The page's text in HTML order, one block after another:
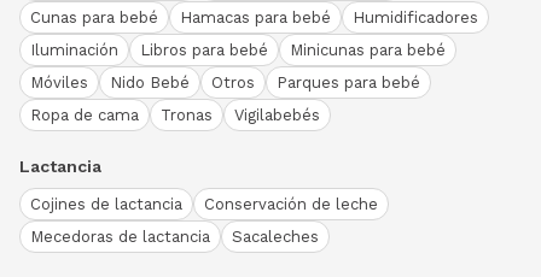
Cunas para bebé
Hamacas para bebé
Humidificadores
Iluminación
Libros para bebé
Minicunas para bebé
Móviles
Nido Bebé Otros
Parques para bebé
Ropa de cama
Tronas Vigilabebés
Lactancia
Cojines de lactancia
Conservación de leche
Mecedoras de lactancia
Sacaleches